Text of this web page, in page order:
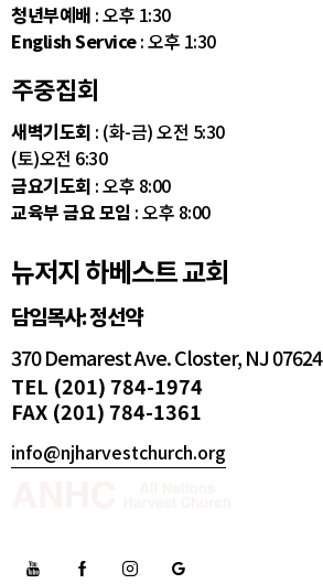
청년부예배 : 오후 1:30
English Service: 오후 1:30
주중집회
새벽기도회 : (화-금) 오전 5:30
(토)오전 6:30
금요기도회 : 오후 8:00
교육부 금요 모임 : 오후 8:00
뉴저지 하베스트 교회
담임목사: 정선약
370 Demarest Ave. Closter, NJ 07624
TEL (201) 784-1974
FAX (201) 784-1361
info@njharvestchurch.org